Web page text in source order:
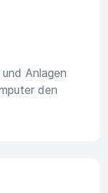
Anlagen
den